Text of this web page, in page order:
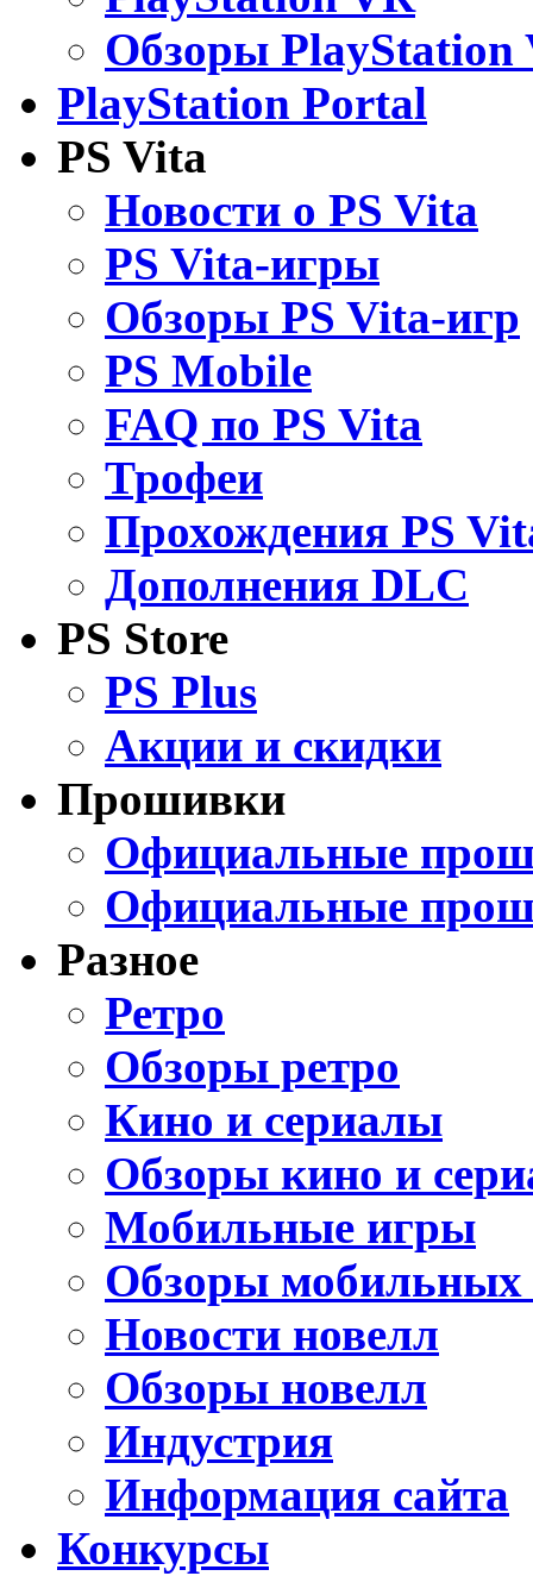
Обзоры PlayStation
PlayStation Portal
PS Vita
Новости о PS Vita
PS Vita-игры
Обзоры PS Vita-игр
PS Mobile
FAQ по PS Vita
Трофеи
Прохождения PS
Дополнения DLC
PS Store
PS Plus
Акции и скидки
Прошивки
Официальные
Официальные
Разное
Ретро
Обзоры ретро
Кино и сериалы
Обзоры кино и
Мобильные игры
Обзоры мобильных
Новости новелл
Обзоры новелл
Индустрия
Информация сайта
Конкурсы